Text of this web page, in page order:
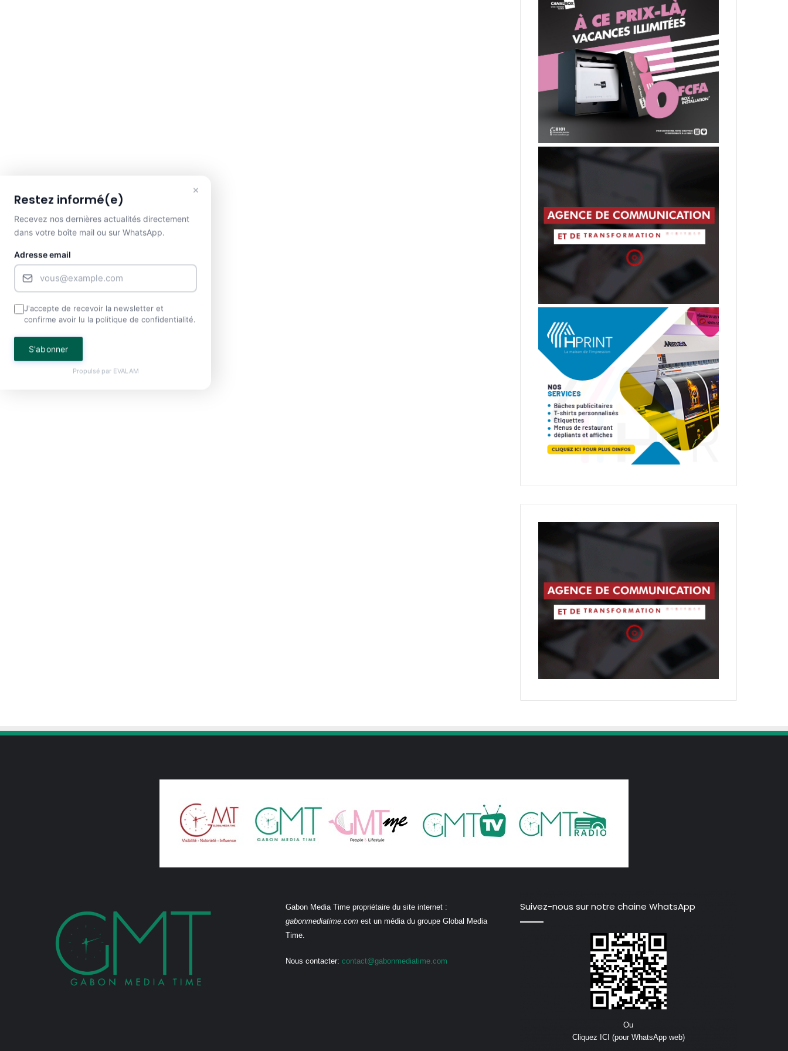
Gabon Media Time propriétaire du site internet :
gabonmediatime.comest un média du groupe Global Media
Time.
Nous contacter: contact@gabonmediatime.com
Suivez-nous sur notre chaine WhatsApp
Ou
Cliquez ICI (pour WhatsApp web)
×
Restez informé(e)
Recevez nos dernières actualités directement
dans votre boîte mail ou sur WhatsApp.
Adresse email
J'accepte de recevoir la newsletter et
confirme avoir lu la politique de confidentialité.
S'abonner
Propulsé par EVALAM